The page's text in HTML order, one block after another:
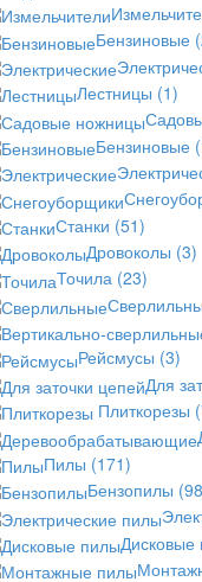
Бензиновые
Лестницы (1)
Бензиновые
Станки (51)
Дровоколы (3)
Точила (23)
Рейсмусы (3)
Для
Плиткорезы
Пилы (171)
Бензопилы
Дисковые